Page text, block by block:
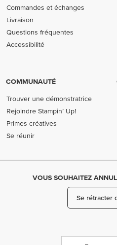
Commandes et échanges
Livraison
Questions fréquentes
Accessibilité
COMMUNAUTÉ
Trouver une démonstratrice
Rejoindre Stampin’ Up!
Primes créatives
Se réunir
VOUS SOUHAITEZ
Se rétracter